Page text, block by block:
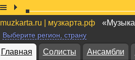
muzkarta.ru | музкарта.рф
Выберите регион, страну
Главная Солисты Ансамбли